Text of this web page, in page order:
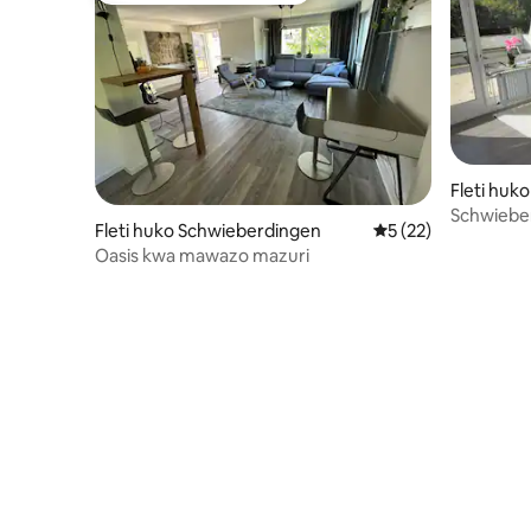
Fleti huko Schwieberdingen Ukadiriaji wa
5 (22)
Oasis kwa mawazo mazuri
Fleti